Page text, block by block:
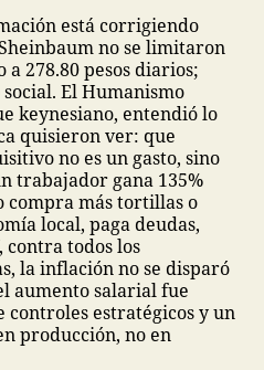
está corrigiendo
no se limitaron
278.80 pesos diarios;
El Humanismo
keynesiano, entendió lo
quisieron ver: que
no es un gasto, sino
trabajador gana 135%
compra más tortillas o
local, paga deudas,
contra todos los
la inflación no se disparó
aumento salarial fue
controles estratégicos y un
producción, no en